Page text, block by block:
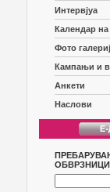
Интервјуа
Календар на
Фото
Кампањи и
Анкети
Наслови
ОБВРЗНИЦИ